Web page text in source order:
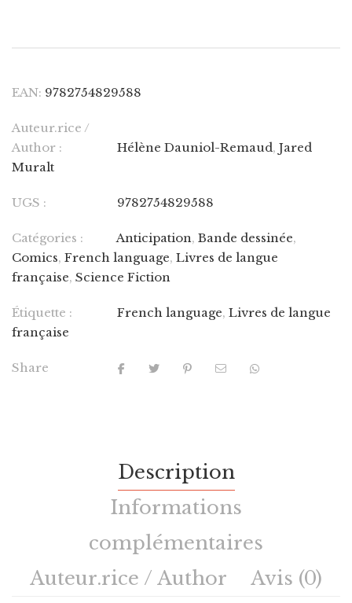
EAN: 9782754829588
Auteur.rice /
Author :
Hélène Dauniol-Remaud, Jared
Muralt
UGS : 9782754829588
Catégories : Anticipation, Bande dessinée,
Comics, French language, Livres de langue
française, Science Fiction
Étiquette : French language, Livres de langue
française
Share
Description
Informations
complémentaires
Auteur.rice / Author
Avis (0)